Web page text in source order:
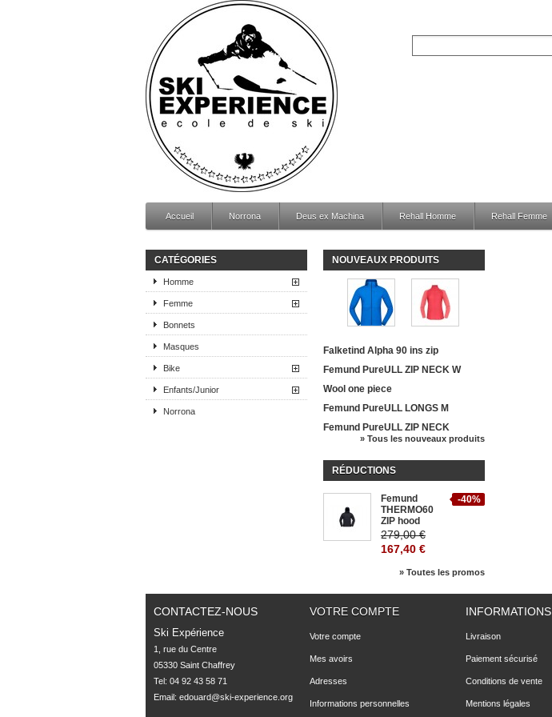
Accueil Norrona Deus ex Machina Rehall Homme Rehall Femme
CATÉGORIES
Homme
Femme
Bonnets
Masques
Bike
Enfants/Junior
Norrona
NOUVEAUX PRODUITS
Falketind Alpha 90 ins zip
Femund PureULL ZIP NECK W
Wool one piece
Femund PureULL LONGS M
Femund PureULL ZIP NECK
» Tous les nouveaux produits
RÉDUCTIONS
-40%
Femund
THERMO60
ZIP hood
279,00 €
167,40 €
» Toutes les promos
CONTACTEZ-NOUS
Ski Expérience
1, rue du Centre
05330 Saint Chaffrey
Tel: 04 92 43 58 71
Email: edouard@ski-experience.org
VOTRE COMPTE
Votre compte
Mes avoirs
Adresses
Informations personnelles
INFORMATIONS
Livraison
Paiement sécurisé
Conditions de vente
Mentions légales